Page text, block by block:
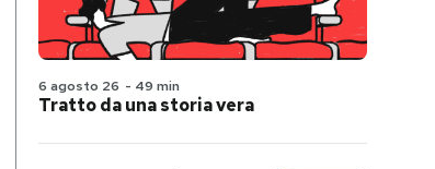
6 agosto 26 - 49 min
Tratto da una storia vera